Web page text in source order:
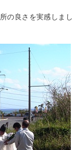
の良さを実感しまし